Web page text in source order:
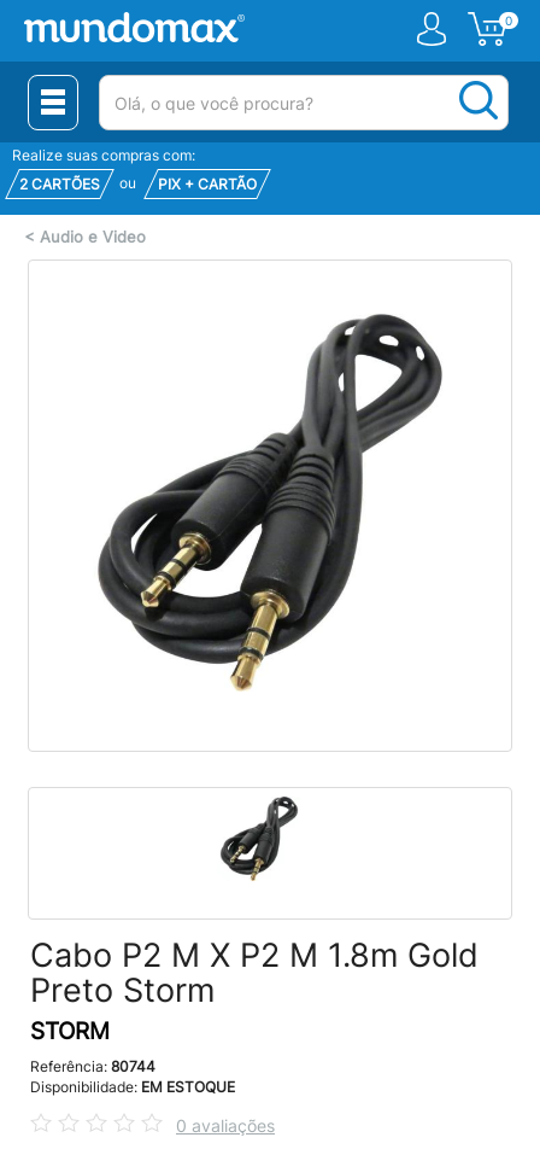
0
(pesquisar)
Realize suas compras com:
2 CARTÕES
ou PIX + CARTÃO
< Audio e Video
Cabo P2 M X P2 M 1.8m Gold
Preto Storm
STORM
Referência: 80744
Disponibilidade: EM ESTOQUE
0 avaliações